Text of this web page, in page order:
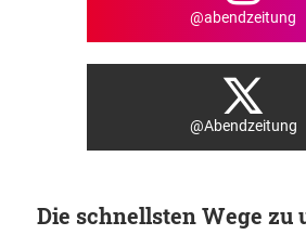
@abendzeitung
@Abendzeitung
Die schnellsten Wege zu